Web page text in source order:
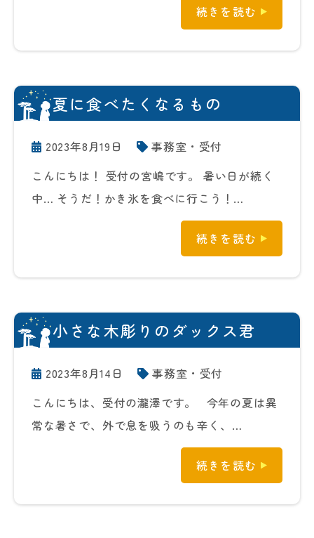
続きを読む
夏に食べたくなるもの
2023年8月19日
事務室・受付
こんにちは！ 受付の宮嶋です。 暑い日が続く
中… そうだ！かき氷を食べに行こう！…
続きを読む
小さな木彫りのダックス君
2023年8月14日
事務室・受付
こんにちは、受付の瀧澤です。 今年の夏は異
常な暑さで、外で息を吸うのも辛く、…
続きを読む